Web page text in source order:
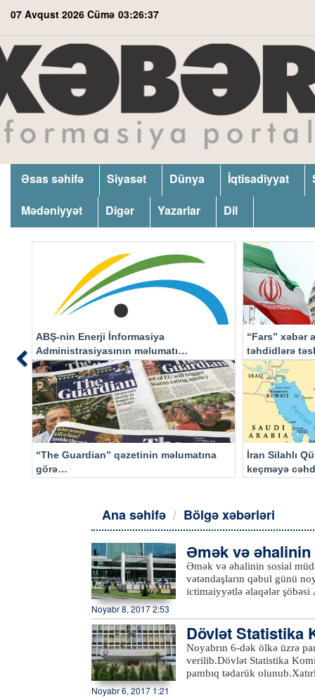
07 Avqust 2026 Cümə 03:26:37
Əsas səhifə Siyasət Dünya İqtisadiyyat
Mədəniyyət
Digər Yazarlar Dil
ABŞ-nin Enerji İnformasiya
Administrasiyasının məlumatı
əsasında…
“Fars” xəbər
təhdidlərə
“The Guardian” qəzetinin məlumatına
görə…
İran Silahlı
keçməyə
Previous
Ana səhifə Bölgə xəbərləri
Əmək və
bul edəcək
Əmək və əhalinin sosial
vətəndaşların qəbul günü
ictimaiyyətlə əlaqələr şöbəsi
Əmək və Əhalinin Sosial
cümlədən, əmək
olunması, tibbi-sosial
s.) bağlı müraciətləri
cavablandırılacaq, həmin
Noyabr 8, 2017 2:53
Dövlət Statistika
Noyabrın 6-dək ölkə üzrə
verilib.Dövlət Statistika
pambıq tədarük
Noyabr 6, 2017 1:21